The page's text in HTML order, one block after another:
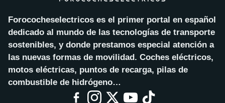
Forococheselectricos es el primer portal en español
dedicado al mundo de las tecnologías de transporte
sostenibles, y donde prestamos especial atención a
las nuevas formas de movilidad. Coches eléctricos,
motos eléctricas, puntos de recarga, pilas de
combustible de hidrógeno…